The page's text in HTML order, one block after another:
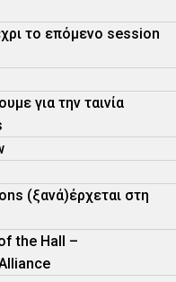
το επόμενο session
για την ταινία
(ξανά)έρχεται στη
the Hall –